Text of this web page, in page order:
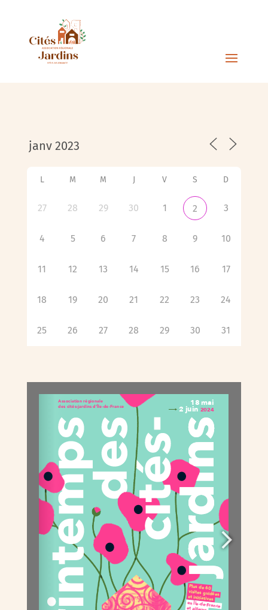
L M M J V S D
27 28 29 30 1 2 3
4 5 6 7 8 9 10
11 12 13 14 15 16 17
18 19 20 21 22 23 24
25 26 27 28 29 30 31